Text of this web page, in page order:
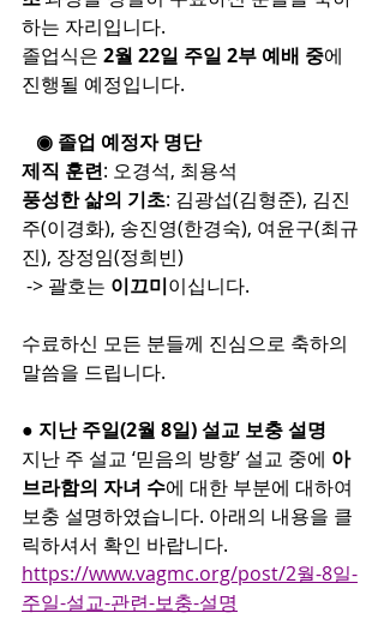
하는 자리입니다.
졸업식은 2월 22일 주일 2부 예배 중에
진행될 예정입니다.
◉ 졸업 예정자 명단
제직 훈련: 오경석, 최용석
풍성한 삶의 기초: 김광섭(김형준), 김진
주(이경화), 송진영(한경숙), 여윤구(최규
진), 장정임(정희빈)
-> 괄호는 이끄미이십니다.
수료하신 모든 분들께 진심으로 축하의
말씀을 드립니다.
● 지난 주일(2월 8일) 설교 보충 설명
지난 주 설교 ‘믿음의 방향’ 설교 중에 아
브라함의 자녀 수에 대한 부분에 대하여
보충 설명하였습니다. 아래의 내용을 클
릭하셔서 확인 바랍니다.
https://www.vagmc.org/post/2월-8일-
주일-설교-관련-보충-설명